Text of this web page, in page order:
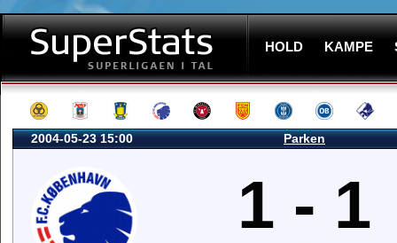
HOLD KAMPE
2004-05-23 15:00 Parken
1 - 1